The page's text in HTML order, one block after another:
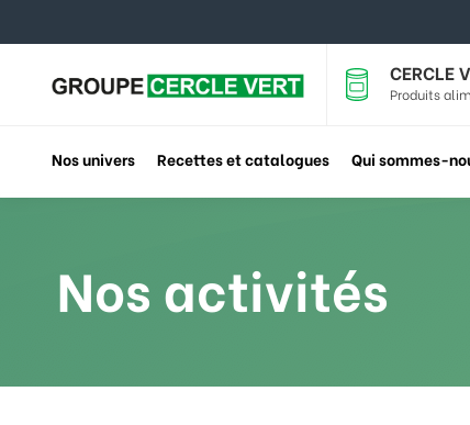
CERCLE
Produits
Nos univers Recettes et catalogues Qui sommes-
Nos activités